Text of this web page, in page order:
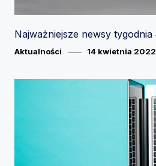
Najważniejsze newsy tygodnia
Category
Aktualności
Posted
14 kwietnia 2022